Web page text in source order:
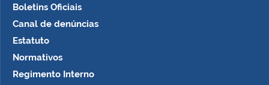
Boletins Oficiais
Canal de denúncias
Estatuto
Normativos
Regimento Interno